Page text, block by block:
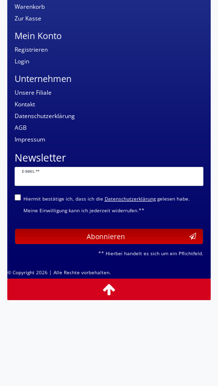
Warenkorb
Zur Kasse
Mein Konto
Registrieren
Login
Unternehmen
Unsere Filiale
Kontakt
Datenschutzerklärung
AGB
Impressum
Newsletter
E-MAIL **
Newsletter
Honig
Hiermit bestätige ich, dass ich die Daten­schutz­erklärunggelesen habe.
Meine Einwilligung kann ich jederzeit widerrufen.**
Abonnieren
** Hierbei handelt es sich um ein Pflichtfeld.
© Copyright 2026 | Alle Rechte vorbehalten.